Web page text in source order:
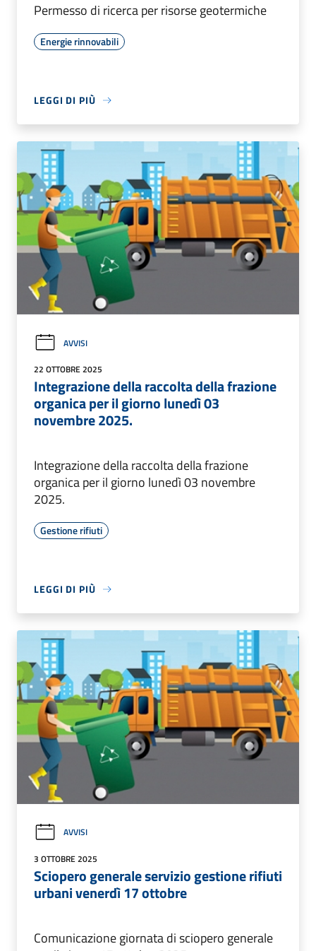
Permesso di ricerca per risorse geotermiche
Energie rinnovabili
LEGGI DI PIÙ
AVVISI
22 OTTOBRE 2025
Integrazione della raccolta della frazione
organica per il giorno lunedì 03
novembre 2025.
Integrazione della raccolta della frazione
organica per il giorno lunedì 03 novembre
2025.
Gestione rifiuti
LEGGI DI PIÙ
AVVISI
3 OTTOBRE 2025
Sciopero generale servizio gestione rifiuti
urbani venerdì 17 ottobre
Comunicazione giornata di sciopero generale